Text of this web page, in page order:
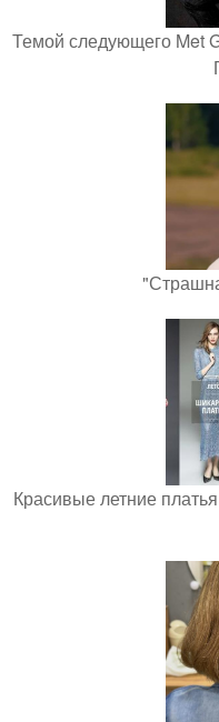
Темой следующего Met
Красивые летние